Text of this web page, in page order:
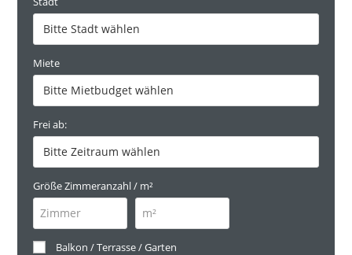
Miete
Frei ab:
Größe Zimmeranzahl / m²
Balkon / Terrasse / Garten